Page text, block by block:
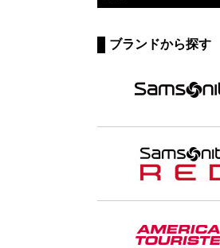
ブランドから探す